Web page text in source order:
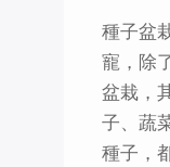
種子盆
寵，除
盆栽，
子、蔬
種子，